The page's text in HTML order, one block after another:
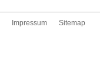
Impressum Sitemap